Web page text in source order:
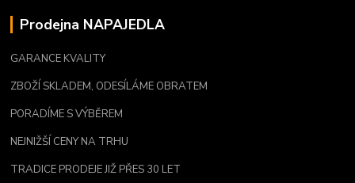
Prodejna NAPAJEDLA
GARANCE KVALITY
ZBOŽÍ SKLADEM, ODESÍLÁME OBRATEM
PORADÍME S VÝBĚREM
NEJNIŽŠÍ CENY NA TRHU
TRADICE PRODEJE JIŽ PŘES 30 LET